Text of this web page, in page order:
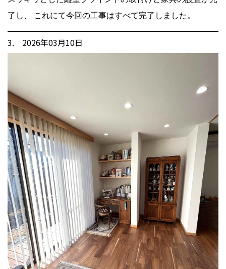
了し、 これにて今回の工事はすべて完了しました。
3. 2026年03月10日